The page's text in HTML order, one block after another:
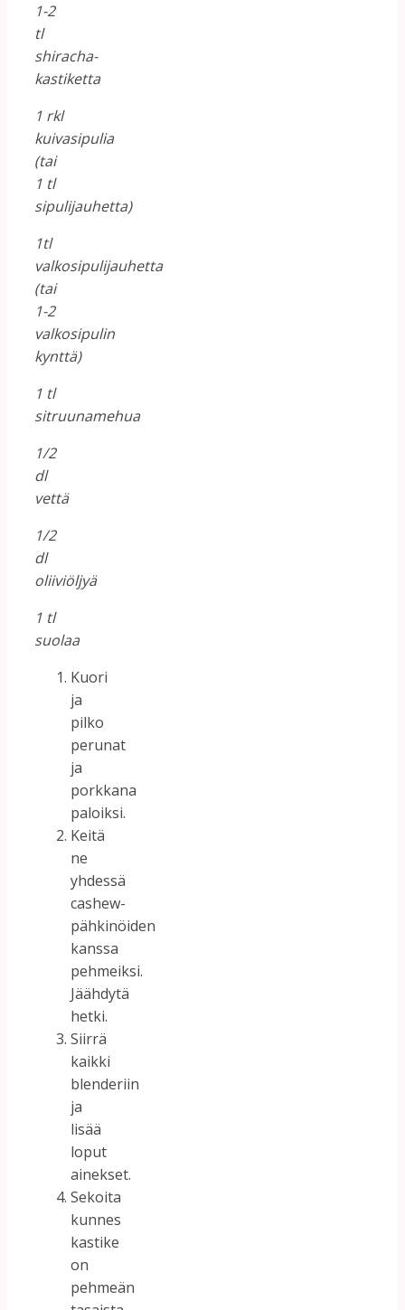
1-2
tl
shiracha-
kastiketta
1 rkl
kuivasipulia
(tai
1 tl
sipulijauhetta)
1tl
valkosipulijauhetta
(tai
1-2
valkosipulin
kynttä)
1 tl
sitruunamehua
1/2
dl
vettä
1/2
dl
oliiviöljyä
1 tl
suolaa
Kuori
ja
pilko
perunat
ja
porkkana
paloiksi.
Keitä
ne
yhdessä
cashew-
pähkinöiden
kanssa
pehmeiksi.
Jäähdytä
hetki.
Siirrä
kaikki
blenderiin
ja
lisää
loput
ainekset.
Sekoita
kunnes
kastike
on
pehmeän